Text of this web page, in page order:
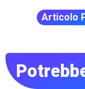
Articolo